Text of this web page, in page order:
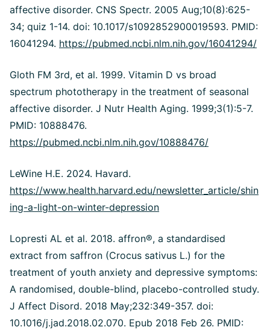
affective disorder. CNS Spectr. 2005 Aug;10(8):625-
34; quiz 1-14. doi: 10.1017/s1092852900019593. PMID:
16041294. https://pubmed.ncbi.nlm.nih.gov/16041294/
Gloth FM 3rd, et al. 1999. Vitamin D vs broad
spectrum phototherapy in the treatment of seasonal
affective disorder. J Nutr Health Aging. 1999;3(1):5-7.
PMID: 10888476.
https://pubmed.ncbi.nlm.nih.gov/10888476/
LeWine H.E. 2024. Havard.
https://www.health.harvard.edu/newsletter_article/shin
ing-a-light-on-winter-depression
Lopresti AL et al. 2018. affron®, a standardised
extract from saffron (Crocus sativus L.) for the
treatment of youth anxiety and depressive symptoms:
A randomised, double-blind, placebo-controlled study.
J Affect Disord. 2018 May;232:349-357. doi:
10.1016/j.jad.2018.02.070. Epub 2018 Feb 26. PMID: